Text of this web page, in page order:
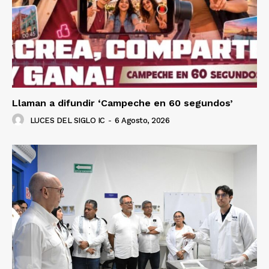
Del Siglo
Llaman a difundir ‘Campeche en 60 segundos’
LUCES DEL SIGLO IC - 6 Agosto, 2026